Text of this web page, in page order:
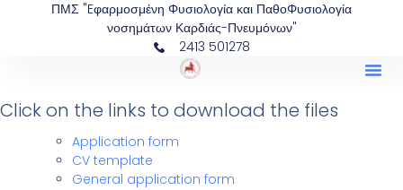
ΠΜΣ "Eφαρμοσμένη Φυσιολογία και ΠαθοΦυσιολογία
νοσημάτων Καρδιάς-Πνευμόνων"
2413 501278
Click on the links to download the files
Application form
CV template
General application form